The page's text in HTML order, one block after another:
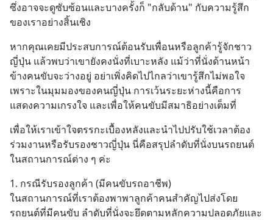
ซึ่งอาจจะดูซับซ้อนและบางครั้งก็ "กลับด้าน" กับความรู้สึก
ของเราอย่างสิ้นเชิง
หากคุณเคยมีประสบการณ์ต้อนรับเพื่อนหรือลูกค้ารู้จักชาว
ญี่ปุ่น แล้วพบว่าเขายังคงนั่งที่เบาะหลัง แม้ว่าที่นั่งด้านหน้า
ข้างคนขับจะว่างอยู่ อย่าเพิ่งคิดไปไกลว่าเขารู้สึกไม่พอใจ
เพราะในมุมมองของคนญี่ปุ่น การเว้นระยะห่างนี้คือการ
แสดงความเกรงใจ และเพื่อให้คนขับมีสมาธิอย่างเต็มที่
เพื่อให้เราเข้าใจตรรกะเบื้องหลังและนำไปปรับใช้เวลาต้อง
ร่วมงานหรือรับรองชาวญี่ปุ่น นี่คือสรุปลำดับที่นั่งบนรถยนต์
ในสถานการณ์ต่าง ๆ ค่ะ
1. กรณีรับรองลูกค้า (มีคนขับรถอาชีพ)
ในสถานการณ์ที่เราต้องพาพาลูกค้าคนสำคัญไปส่งโดย
รถยนต์ที่มีคนขับ ลำดับที่นั่งจะยึดตามหลักความปลอดภัยและ